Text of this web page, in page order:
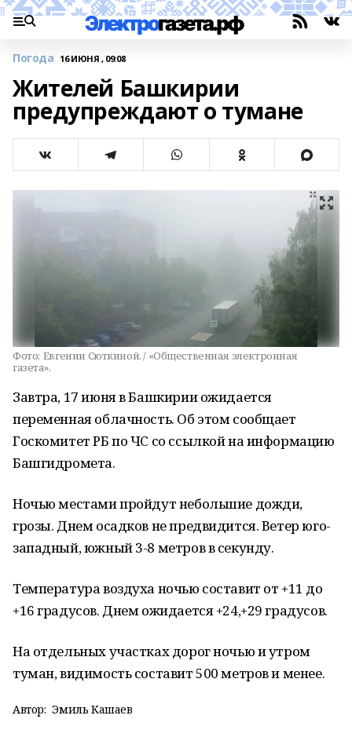
Погода 16 ИЮНЯ , 09:08
Жителей Башкирии
предупреждают о тумане
Фото: Евгении Сюткиной. / «Общественная электронная
газета».
Завтра, 17 июня в Башкирии ожидается
переменная облачность. Об этом сообщает
Госкомитет РБ по ЧС со ссылкой на информацию
Башгидромета.
Ночью местами пройдут небольшие дожди,
грозы. Днем осадков не предвидится. Ветер юго-
западный, южный 3-8 метров в секунду.
Температура воздуха ночью составит от +11 до
+16 градусов. Днем ожидается +24,+29 градусов.
На отдельных участках дорог ночью и утром
туман, видимость составит 500 метров и менее.
Автор: Эмиль Кашаев